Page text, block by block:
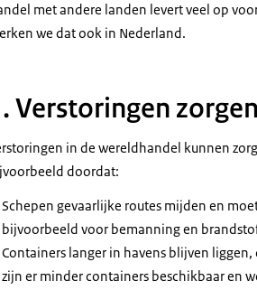
met andere landen levert veel op
we dat ook in Nederland.
Verstoringen
in de wereldhandel kunnen
doordat:
Schepen gevaarlijke routes mijden en
bijvoorbeeld voor bemanning en
Containers langer in havens blijven
zijn er minder containers beschikbaar en